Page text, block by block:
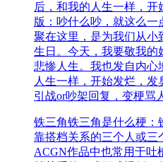
后，和我的人生一样，
版：吵什么吵，就这么一
聚在这里，是为我们从小
生日。今天，我要敬我的
悲惨人生。我也发自内心
人生一样，开始发烂，发
引战or吵架回复，变梗骂
铁三角铁三角是什么梗：
靠搭档关系的三个人或三
ACGN作品中也常用于吐